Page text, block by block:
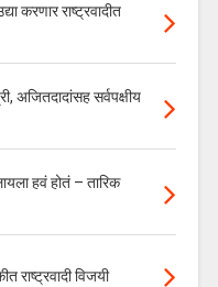
करणार राष्ट्रवादीत
अजितदादांसह सर्वपक्षीय
हवं होतं – तारिक
राष्ट्रवादी विजयी